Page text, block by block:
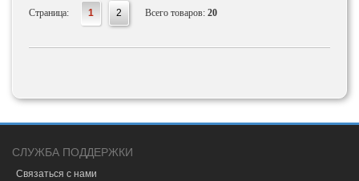
Страница: 1 2 Всего товаров: 20
СЛУЖБА ПОДДЕРЖКИ
Связаться с нами